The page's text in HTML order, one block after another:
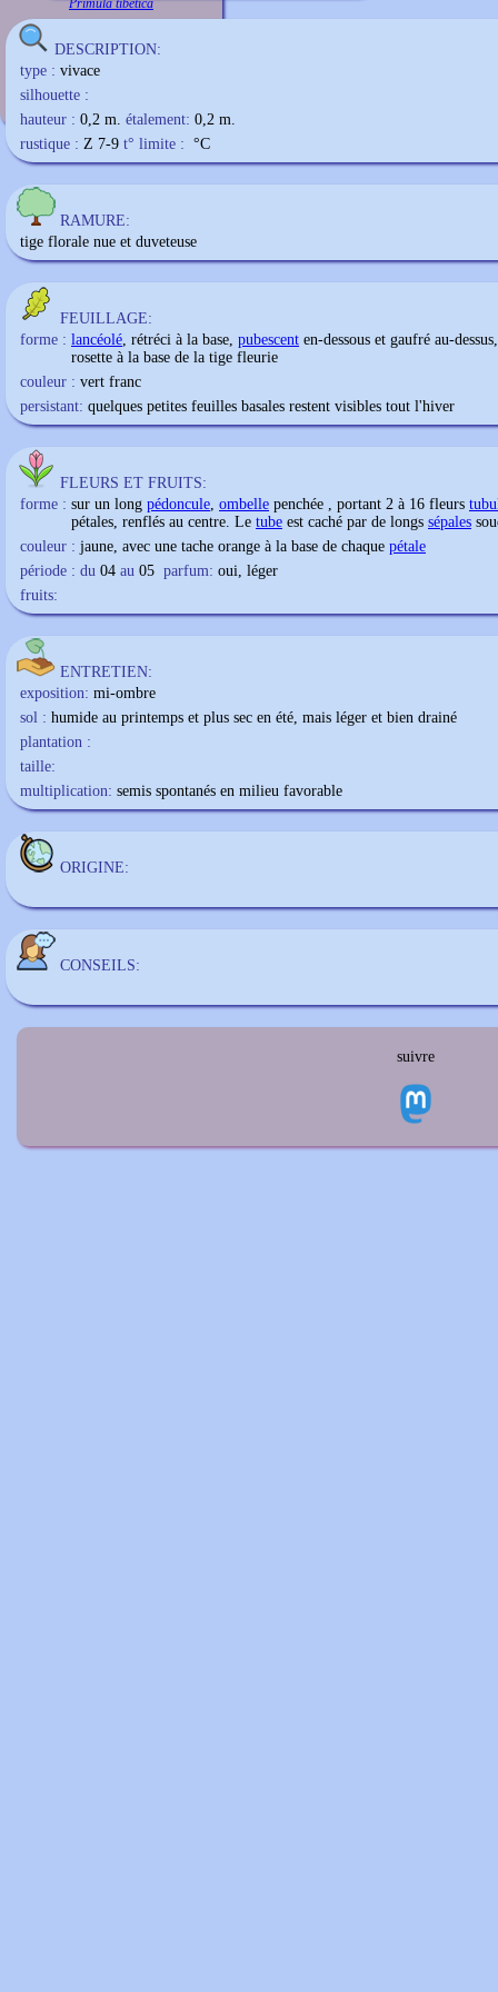
Primula tibetica
DESCRIPTION:
type : vivace
silhouette :
hauteur : 0,2 m. étalement: 0,2 m.
rustique : Z 7-9 t° limite : °C
RAMURE:
tige florale nue et duveteuse
FEUILLAGE:
forme : lancéolé, rétréci à la base, pubescent en-dessous et gaufré au-
rosette à la base de la tige fleurie
couleur : vert franc
persistant: quelques petites feuilles basales restent visibles tout l'hiver
FLEURS ET FRUITS:
forme : sur un long pédoncule, ombelle penchée , portant 2 à 16 fleurs
pétales, renflés au centre. Le tube est caché par de longs sépales
couleur : jaune, avec une tache orange à la base de chaque pétale
période : du 04 au 05 parfum: oui, léger
fruits:
ENTRETIEN:
exposition: mi-ombre
sol : humide au printemps et plus sec en été, mais léger et bien drainé
plantation :
taille:
multiplication: semis spontanés en milieu favorable
ORIGINE:
CONSEILS:
suivre